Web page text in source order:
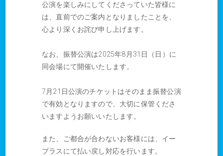
公演を楽しみにしてくださっていた皆様に
は、直前でのご案内となりましたことを、
心より深くお詫び申し上げます。
なお、振替公演は2025年8月31日（日）に
同会場にて開催いたします。
7月21日公演のチケットはそのまま振替公演
で有効となりますので、大切に保管くださ
いますようお願いいたします。
また、ご都合が合わないお客様には、イー
プラスにて払い戻し対応を行います。